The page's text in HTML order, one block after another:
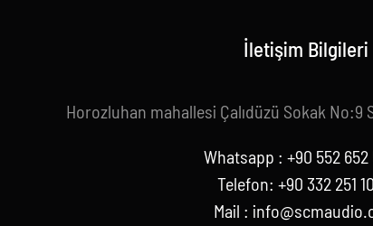
İletişim Bilgileri
Horozluhan mahallesi Çalıdüzü Sokak No:9
Whatsapp : +90 552 652
Telefon: +90 332 251
Mail :